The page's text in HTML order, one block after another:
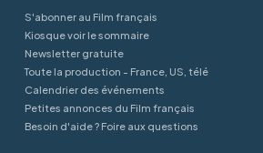
S'abonner au Film français
Kiosque voir le sommaire
Newsletter gratuite
Toute la production - France, US, télé
Calendrier des événements
Petites annonces du Film français
Besoin d'aide ? Foire aux questions